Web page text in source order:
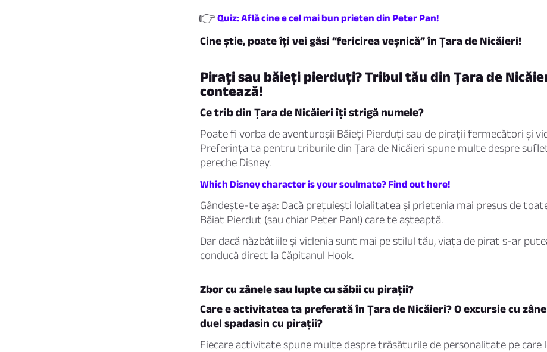
👉Quiz: Află cine e cel mai bun prieten din Peter Pan!
Cine știe, poate îți vei găsi “fericirea veșnică” în Țara de Nicăieri!
Pirați sau băieți pierduți? Tribul tău din Țara de
contează!
Ce trib din Țara de Nicăieri îți strigă numele?
Poate fi vorba de aventuroșii Băieți Pierduți sau de pirații fermecători și
Preferința ta pentru triburile din Țara de Nicăieri spune multe despre
pereche Disney.
Which Disney character is your soulmate? Find out here!
Gândește-te așa: Dacă prețuiești loialitatea și prietenia mai presus de
Băiat Pierdut (sau chiar Peter Pan!) care te așteaptă.
Dar dacă năzbâtiile și viclenia sunt mai pe stilul tău, viața de pirat s-ar
conducă direct la Căpitanul Hook.
Zbor cu zânele sau lupte cu săbii cu pirații?
Care e activitatea ta preferată în Țara de Nicăieri? O excursie cu
duel spadasin cu pirații?
Fiecare activitate spune multe despre trăsăturile de personalitate pe care